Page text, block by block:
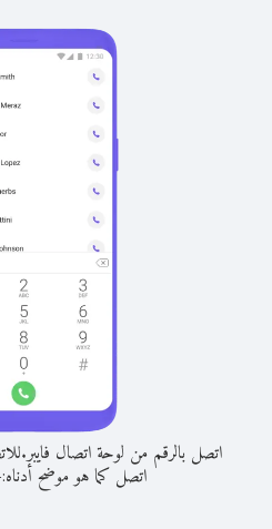
اتصل بالرقم من لوحة اتصال فايبر.
اتصل كما هو موضح أدناه: